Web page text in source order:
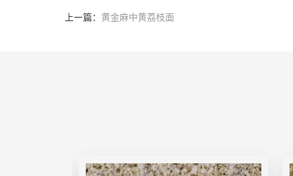
上一篇： 黄金麻中黄荔枝面